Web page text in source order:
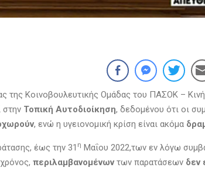
της Κοινοβουλευτικής Ομάδας του ΠΑΣΟΚ –
στην Τοπική Αυτοδιοίκηση, δεδομένου ότι οι
, ενώ η υγειονομική κρίση είναι ακόμα
έως την 31 η Μαΐου 2022,των εν λόγω
περιλαμβανομένων των παρατάσεων δεν